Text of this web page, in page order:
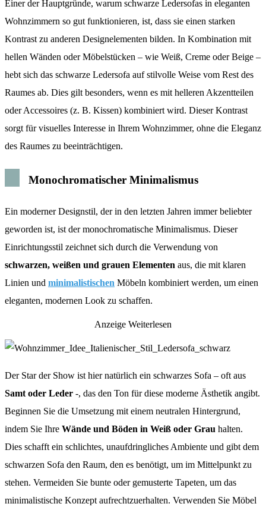
Einer der Hauptgründe, warum schwarze Ledersofas in eleganten
Wohnzimmern so gut funktionieren, ist, dass sie einen starken
Kontrast zu anderen Designelementen bilden. In Kombination mit
hellen Wänden oder Möbelstücken – wie Weiß, Creme oder Beige –
hebt sich das schwarze Ledersofa auf stilvolle Weise vom Rest des
Raumes ab. Dies gilt besonders, wenn es mit helleren Akzentteilen
oder Accessoires (z. B. Kissen) kombiniert wird. Dieser Kontrast
sorgt für visuelles Interesse in Ihrem Wohnzimmer, ohne die Eleganz
des Raumes zu beeinträchtigen.
Monochromatischer Minimalismus
Ein moderner Designstil, der in den letzten Jahren immer beliebter
geworden ist, ist der monochromatische Minimalismus. Dieser
Einrichtungsstil zeichnet sich durch die Verwendung von
schwarzen, weißen und grauen Elementen aus, die mit klaren
Linien und minimalistischen Möbeln kombiniert werden, um einen
eleganten, modernen Look zu schaffen.
Anzeige Weiterlesen
Der Star der Show ist hier natürlich ein schwarzes Sofa – oft aus
Samt oder Leder -, das den Ton für diese moderne Ästhetik angibt.
Beginnen Sie die Umsetzung mit einem neutralen Hintergrund,
indem Sie Ihre Wände und Böden in Weiß oder Grau halten.
Dies schafft ein schlichtes, unaufdringliches Ambiente und gibt dem
schwarzen Sofa den Raum, den es benötigt, um im Mittelpunkt zu
stehen. Vermeiden Sie bunte oder gemusterte Tapeten, um das
minimalistische Konzept aufrechtzuerhalten. Verwenden Sie Möbel